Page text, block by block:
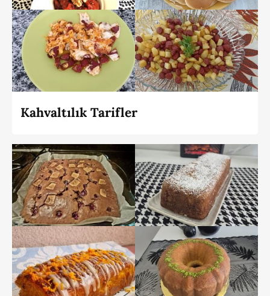
Kahvaltılık Tarifler